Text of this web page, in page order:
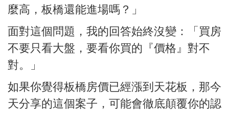
麼高，板橋還能進場嗎？」
面對這個問題，我的回答始終沒變：「買房
不要只看大盤，要看你買的『價格』對不
對。」
如果你覺得板橋房價已經漲到天花板，那今
天分享的這個案子，可能會徹底顛覆你的認